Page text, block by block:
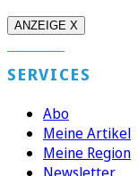
ANZEIGE X
SERVICES
Abo
Meine Artikel
Meine Region